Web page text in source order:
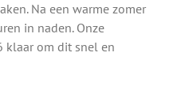
Na een warme zomer
in naden. Onze
klaar om dit snel en